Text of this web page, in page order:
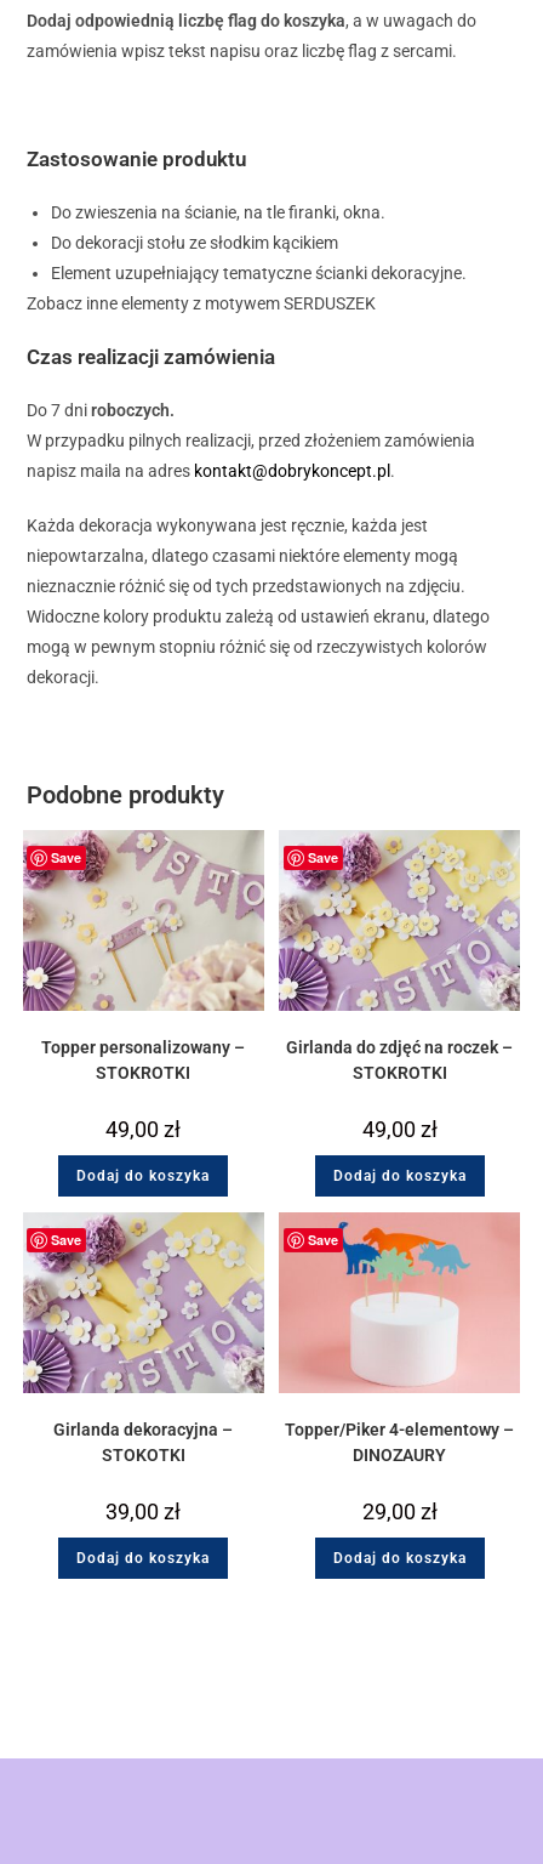
Dodaj odpowiednią liczbę flag do koszyka, a w uwagach do
zamówienia wpisz tekst napisu oraz liczbę flag z sercami.
Zastosowanie produktu
Do zwieszenia na ścianie, na tle firanki, okna.
Do dekoracji stołu ze słodkim kącikiem
Element uzupełniający tematyczne ścianki dekoracyjne.
Zobacz inne elementy z motywem SERDUSZEK
Czas realizacji zamówienia
Do 7 dniroboczych.
W przypadku pilnych realizacji, przed złożeniem zamówienia
napisz maila na adres kontakt@dobrykoncept.pl .
Każda dekoracja wykonywana jest ręcznie, każda jest
niepowtarzalna, dlatego czasami niektóre elementy mogą
nieznacznie różnić się od tych przedstawionych na zdjęciu.
Widoczne kolory produktu zależą od ustawień ekranu, dlatego
mogą w pewnym stopniu różnić się od rzeczywistych kolorów
dekoracji.
Podobne produkty
Save
Topper personalizowany –
STOKROTKI
49,00zł
Dodaj do koszyka
Save
Girlanda do zdjęć na roczek –
STOKROTKI
49,00zł
Dodaj do koszyka
Save
Girlanda dekoracyjna –
STOKOTKI
39,00zł
Dodaj do koszyka
Save
Topper/Piker 4-elementowy –
DINOZAURY
29,00zł
Dodaj do koszyka